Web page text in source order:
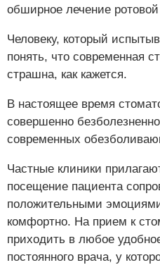
обширное лечение
Человеку, который
понять, что современная
страшна, как кажется.
В настоящее время
совершенно
современных
Частные клиники
посещение пациента
положительными
комфортно. На прием к
приходить в любое
постоянного врача, у